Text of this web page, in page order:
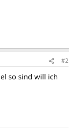
#2
so sind will ich